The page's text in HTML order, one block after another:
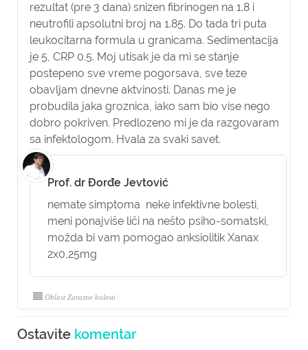
rezultat (pre 3 dana) snizen fibrinogen na 1.8 i
neutrofili apsolutni broj na 1.85. Do tada tri puta
leukocitarna formula u granicama. Sedimentacija
je 5, CRP 0.5. Moj utisak je da mi se stanje
postepeno sve vreme pogorsava, sve teze
obavljam dnevne aktvinosti. Danas me je
probudila jaka groznica, iako sam bio vise nego
dobro pokriven. Predlozeno mi je da razgovaram
sa infektologom. Hvala za svaki savet.
Prof. dr Đorđe Jevtović
nemate simptoma neke infektivne bolesti,
meni ponajviše liči na nešto psiho-somatski,
možda bi vam pomogao anksiolitik Xanax
2x0,25mg
Oblast Zarazne bolesti
Ostavite komentar